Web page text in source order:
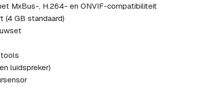
MxBus-, H.264- en ONVIF-compatibiliteit
(4 GB standaard)
luidspreker)